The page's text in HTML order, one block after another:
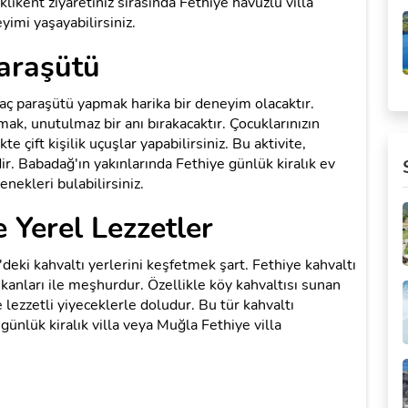
yaşayabilirsiniz.
paraşütü yapmak harika bir deneyim olacaktır.
unutulmaz bir anı bırakacaktır. Çocuklarınızın
çift kişilik uçuşlar yapabilirsiniz. Bu aktivite,
yakınlarında Fethiye günlük kiralık ev
bulabilirsiniz.
Yerel Lezzetler
kahvaltı yerlerini keşfetmek şart. Fethiye kahvaltı
ile meşhurdur. Özellikle köy kahvaltısı sunan
lezzetli yiyeceklerle doludur. Bu tür kahvaltı
kiralık villa veya Muğla Fethiye villa